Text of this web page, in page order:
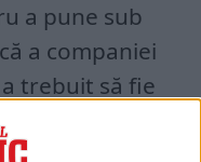
a pune sub
a companiei
trebuit să fie
trupele Gărzii